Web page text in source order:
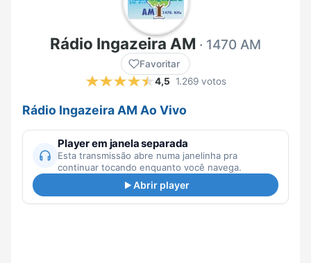
Rádio Ingazeira AM · 1470 AM
Favoritar
4,5
1.269 votos
Rádio Ingazeira AM Ao Vivo
Player em janela separada
Esta transmissão abre numa janelinha pra
continuar tocando enquanto você navega.
Abrir player